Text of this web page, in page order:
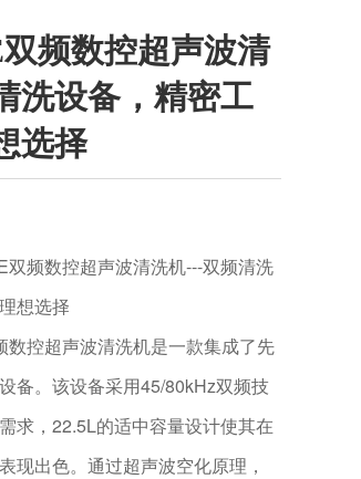
频数控超声波清
洗设备，精密工
选择
频数控超声波清洗机---双频清洗
想选择
控超声波清洗机是一款集成了先
备。该设备采用45/80kHz双频技
求，22.5L的适中容量设计使其在
现出色。通过超声波空化原理，